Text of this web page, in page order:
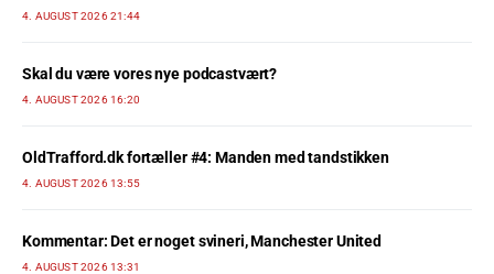
4. AUGUST 2026 21:44
Skal du være vores nye podcastvært?
4. AUGUST 2026 16:20
OldTrafford.dk fortæller #4: Manden med tandstikken
4. AUGUST 2026 13:55
Kommentar: Det er noget svineri, Manchester United
4. AUGUST 2026 13:31